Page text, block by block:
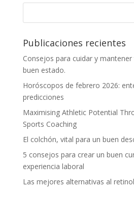
Publicaciones recientes
Consejos para cuidar y
buen estado.
Horóscopos de febrero 2026:
predicciones
Maximising Athletic Potential
Sports Coaching
El colchón, vital para un buen
5 consejos para crear un buen
experiencia laboral
Las mejores alternativas al retinol